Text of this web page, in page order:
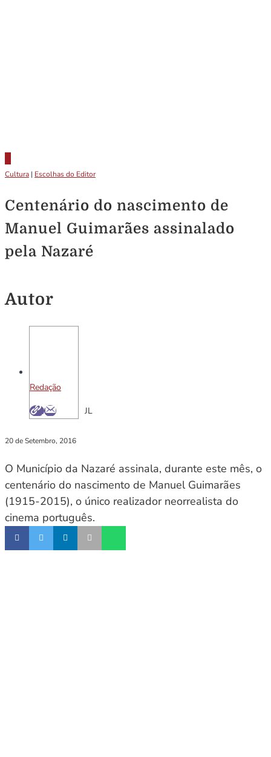
Cultura | Escolhas do Editor
Centenário do nascimento de
Manuel Guimarães assinalado
pela Nazaré
Autor
Redação
JL
20 de Setembro, 2016
O Município da Nazaré assinala, durante este mês, o
centenário do nascimento de Manuel Guimarães
(1915-2015), o único realizador neorrealista do
cinema português.